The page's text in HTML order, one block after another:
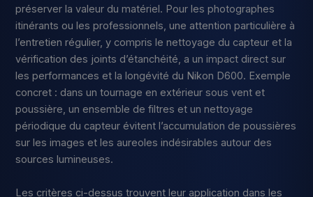
préserver la valeur du matériel. Pour les photographes
itinérants ou les professionnels, une attention particulière à
l’entretien régulier, y compris le nettoyage du capteur et la
vérification des joints d’étanchéité, a un impact direct sur
les performances et la longévité du Nikon D600. Exemple
concret : dans un tournage en extérieur sous vent et
poussière, un ensemble de filtres et un nettoyage
périodique du capteur évitent l’accumulation de poussières
sur les images et les aureoles indésirables autour des
sources lumineuses.
Les critères ci-dessus trouvent leur application dans les